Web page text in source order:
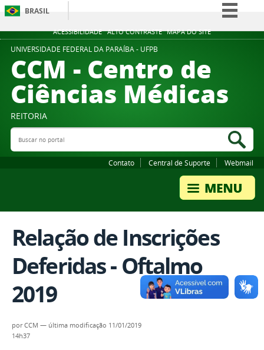
ACESSIBILIDADE ALTO CONTRASTE MAPA DO SITE
BRASIL
Simplifique!
Participe
Acesso à informação
Legislação
UNIVERSIDADE FEDERAL DA PARAÍBA - UFPB
CCM - Centro de
Ciências Médicas
REITORIA
Buscar no portal
Contato Central de Suporte Webmail
Relação de Inscrições
Deferidas - Oftalmo
2019
porCCM — última modificação 11/01/2019
14h37